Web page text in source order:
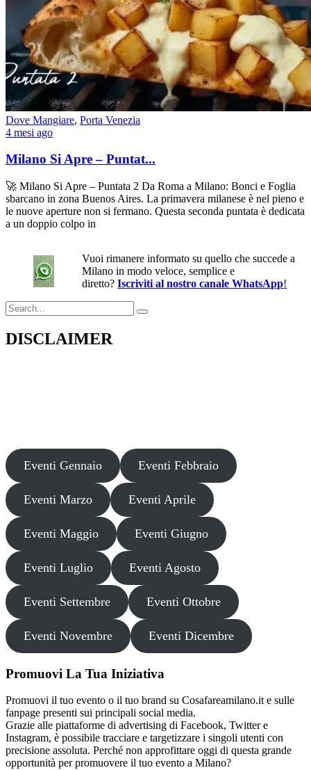
Dove Mangiare, Porta Venezia
4 mesi ago
Milano Si Apre – Puntat...
🚀 Milano Si Apre – Puntata 2 Da Roma a Milano: Bonci e Foglia
sbarcano in zona Buenos Aires. La primavera milanese è nel pieno e
le nuove aperture non si fermano. Questa seconda puntata è dedicata
a un doppio colpo in
Vuoi rimanere informato su quello che succede a
Milano in modo veloce, semplice e
diretto?Iscriviti al nostro canale WhatsApp!
Search
for:
DISCLAIMER
Eventi Gennaio Eventi Febbraio
Eventi Marzo Eventi Aprile
Eventi Maggio Eventi Giugno
Eventi Luglio Eventi Agosto
Eventi Settembre Eventi Ottobre
Eventi Novembre Eventi Dicembre
Promuovi La Tua Iniziativa
Promuovi il tuo evento o il tuo brand su Cosafareamilano.it e sulle
fanpage presenti sui principali social media.
Grazie alle piattaforme di advertising di Facebook, Twitter e
Instagram, è possibile tracciare e targetizzare i singoli utenti con
precisione assoluta. Perché non approfittare oggi di questa grande
opportunità per promuovere il tuo evento a Milano?